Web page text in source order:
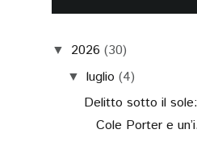
▼ 2026 (30)
▼ luglio (4)
Delitto sotto il
Cole Porter e